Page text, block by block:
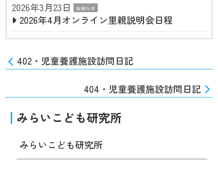
2026年3月23日
お知らせ
2026年4月オンライン里親説明会日程
402・児童養護施設訪問日記
404・児童養護施設訪問日記
みらいこども研究所
みらいこども研究所